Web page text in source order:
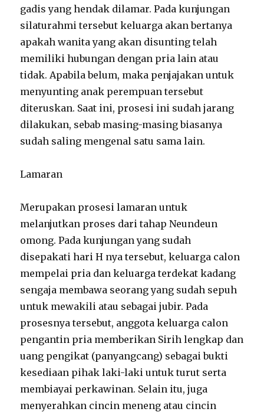
gadis yang hendak dilamar. Pada kunjungan
silaturahmi tersebut keluarga akan bertanya
apakah wanita yang akan disunting telah
memiliki hubungan dengan pria lain atau
tidak. Apabila belum, maka penjajakan untuk
menyunting anak perempuan tersebut
diteruskan. Saat ini, prosesi ini sudah jarang
dilakukan, sebab masing-masing biasanya
sudah saling mengenal satu sama lain.
Lamaran
Merupakan prosesi lamaran untuk
melanjutkan proses dari tahap Neundeun
omong. Pada kunjungan yang sudah
disepakati hari H nya tersebut, keluarga calon
mempelai pria dan keluarga terdekat kadang
sengaja membawa seorang yang sudah sepuh
untuk mewakili atau sebagai jubir. Pada
prosesnya tersebut, anggota keluarga calon
pengantin pria memberikan Sirih lengkap dan
uang pengikat (panyangcang) sebagai bukti
kesediaan pihak laki-laki untuk turut serta
membiayai perkawinan. Selain itu, juga
menyerahkan cincin meneng atau cincin